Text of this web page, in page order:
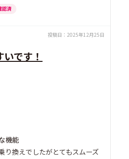
認済
投稿日： 2025年12月25日
です！
機能
り換えでしたがとてもスムーズ